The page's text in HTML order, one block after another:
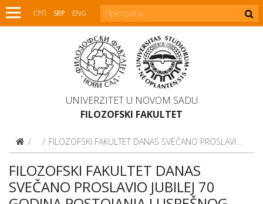
СРП SRP ENG
UNIVERZITET U NOVOM SADU
FILOZOFSKI FAKULTET
VestiFILOZOFSKI FAKULTET DANAS SVEČANO PROSLAVIO JUBILEJ 70 GODINA POSTOJANJA I USPEŠNOG RADA
FILOZOFSKI FAKULTET DANAS
SVEČANO PROSLAVIO JUBILEJ 70